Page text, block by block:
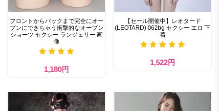
フロントからバックまで完全にオー
プンにできちゃう衝撃的なオープン
ショーツ セクシー ランジェリー 画
像
1,180円
【セール開催中】レオタード
(LEOTARD) 062bg セクシー エロ 下
着
1,522円